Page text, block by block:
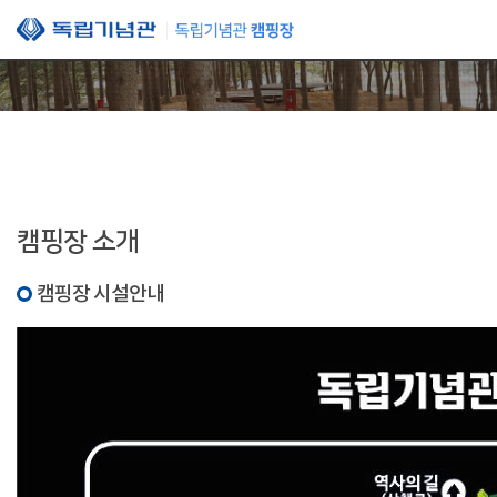
본문 바로가기
캠핑장 소개
캠핑장 시설안내